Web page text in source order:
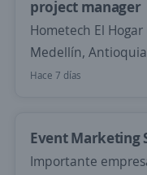
project manager
Hometech El
Medellín, Antioquia
Hace 7 días
Event Marketing
Importante